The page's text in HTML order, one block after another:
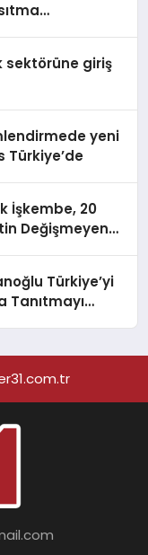
sektörüne giriş
yeni
Türkiye’de
İşkembe, 20
Değişmeyen
Türkiye’yi
Tanıtmayı